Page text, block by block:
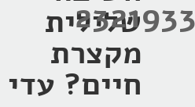
מסלולי אימוןשלילית
מקצרת
חיים? עדי